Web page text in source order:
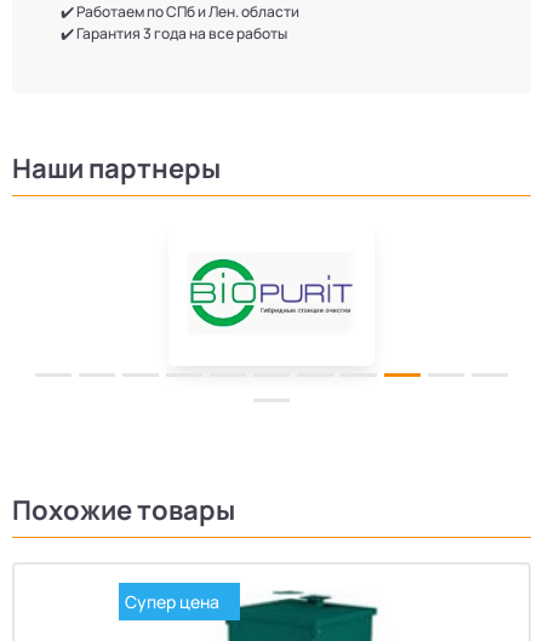
✔️ Работаем по СПб и Лен. области
✔️ Гарантия 3 года на все работы
Наши партнеры
Похожие товары
Супер цена